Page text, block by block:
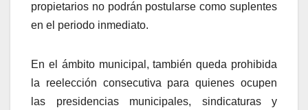
propietarios no podrán postularse como suplentes
en el periodo inmediato.
En el ámbito municipal, también queda prohibida
la reelección consecutiva para quienes ocupen
las presidencias municipales, sindicaturas y